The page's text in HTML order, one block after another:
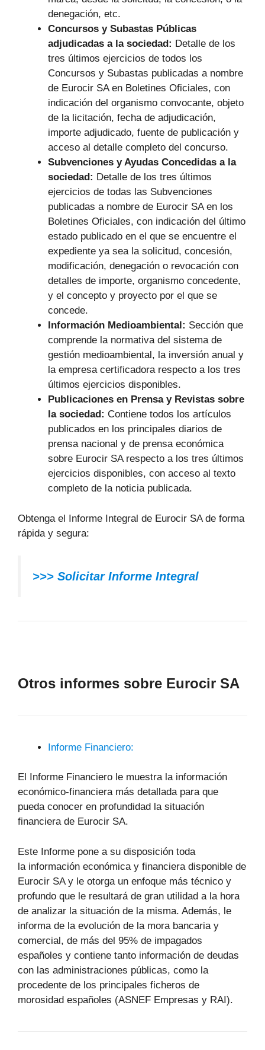
denegación, etc.
Concursos y Subastas Públicas
adjudicadas a la sociedad: Detalle de los
tres últimos ejercicios de todos los
Concursos y Subastas publicadas a nombre
de Eurocir SA en Boletines Oficiales, con
indicación del organismo convocante, objeto
de la licitación, fecha de adjudicación,
importe adjudicado, fuente de publicación y
acceso al detalle completo del concurso.
Subvenciones y Ayudas Concedidas a la
sociedad: Detalle de los tres últimos
ejercicios de todas las Subvenciones
publicadas a nombre de Eurocir SA en los
Boletines Oficiales, con indicación del último
estado publicado en el que se encuentre el
expediente ya sea la solicitud, concesión,
modificación, denegación o revocación con
detalles de importe, organismo concedente,
y el concepto y proyecto por el que se
concede.
Información Medioambiental: Sección que
comprende la normativa del sistema de
gestión medioambiental, la inversión anual y
la empresa certificadora respecto a los tres
últimos ejercicios disponibles.
Publicaciones en Prensa y Revistas sobre
la sociedad: Contiene todos los artículos
publicados en los principales diarios de
prensa nacional y de prensa económica
sobre Eurocir SA respecto a los tres últimos
ejercicios disponibles, con acceso al texto
completo de la noticia publicada.
Obtenga el Informe Integral de Eurocir SA de forma
rápida y segura:
>>> Solicitar Informe Integral
Otros informes sobre Eurocir SA
Informe Financiero:
El Informe Financiero le muestra la información
económico-financiera más detallada para que
pueda conocer en profundidad la situación
financiera de Eurocir SA.
Este Informe pone a su disposición toda
la información económica y financiera disponible de
Eurocir SA y le otorga un enfoque más técnico y
profundo que le resultará de gran utilidad a la hora
de analizar la situación de la misma. Además, le
informa de la evolución de la mora bancaria y
comercial, de más del 95% de impagados
españoles y contiene tanto información de deudas
con las administraciones públicas, como la
procedente de los principales ficheros de
morosidad españoles (ASNEF Empresas y RAI).